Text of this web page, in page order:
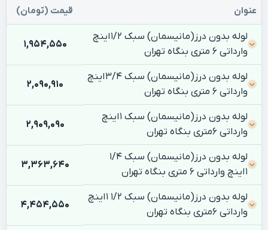
عنوان قیمت (تومان)
لوله بدون درز(مانیسمان) سبک ۱/۲ اینچ
وارداتی 6 متری بنگاه تهران
1,954,550
لوله بدون درز(مانیسمان) سبک ۳/۴ اینچ
وارداتی 6 متری بنگاه تهران
2,090,910
لوله بدون درز(مانیسمان) سبک 1 اینچ
وارداتی 6متری بنگاه تهران
2,909,090
لوله بدون درز(مانیسمان) سبک ۱/۴
۱ اینچ وارداتی 6 متری بنگاه تهران
3,363,640
لوله بدون درز(مانیسمان) سبک 1/2 1 اینچ
وارداتی 6متری بنگاه تهران
4,454,550